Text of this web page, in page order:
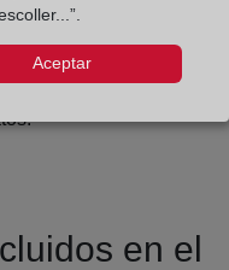
en el
Aceptar